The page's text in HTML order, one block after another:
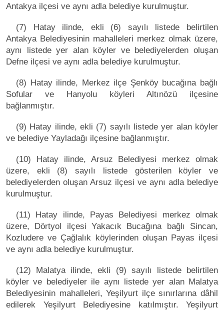
Antakya ilçesi ve aynı adla belediye kurulmuştur.
(7) Hatay ilinde, ekli (6) sayılı listede belirtilen
Antakya Belediyesinin mahalleleri merkez olmak üzere,
aynı listede yer alan köyler ve belediyelerden oluşan
Defne ilçesi ve aynı adla belediye kurulmuştur.
(8) Hatay ilinde, Merkez ilçe Şenköy bucağına bağlı
Sofular ve Hanyolu köyleri Altınözü ilçesine
bağlanmıştır.
(9) Hatay ilinde, ekli (7) sayılı listede yer alan köyler
ve belediye Yayladağı ilçesine bağlanmıştır.
(10) Hatay ilinde, Arsuz Belediyesi merkez olmak
üzere, ekli (8) sayılı listede gösterilen köyler ve
belediyelerden oluşan Arsuz ilçesi ve aynı adla belediye
kurulmuştur.
(11) Hatay ilinde, Payas Belediyesi merkez olmak
üzere, Dörtyol ilçesi Yakacık Bucağına bağlı Sincan,
Kozludere ve Çağlalık köylerinden oluşan Payas ilçesi
ve aynı adla belediye kurulmuştur.
(12) Malatya ilinde, ekli (9) sayılı listede belirtilen
köyler ve belediyeler ile aynı listede yer alan Malatya
Belediyesinin mahalleleri, Yeşilyurt ilçe sınırlarına dâhil
edilerek Yeşilyurt Belediyesine katılmıştır. Yeşilyurt